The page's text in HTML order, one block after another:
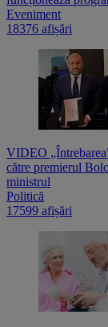
Eveniment
18376 afișări
VIDEO
către premierul
ministrul
Politică
17599 afișări